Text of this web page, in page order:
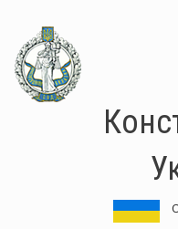
основного
матеріалу